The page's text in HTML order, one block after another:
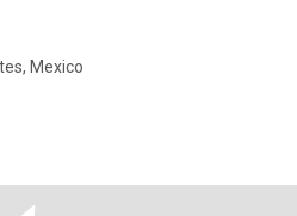
Mexico